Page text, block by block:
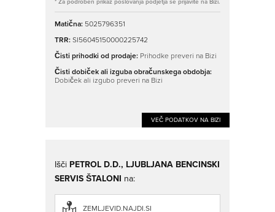
Matična: 5025796351
TRR:SI56045150000225742
Čisti prihodki od prodaje: Prihodke preveri na Bizi
Čisti dobiček ali izguba obračunskega obdobja:
Dobiček ali izgubo preveri na Bizi
VEČ PODATKOV NA BIZI
Išči PETROL D.D., LJUBLJANA BENCINSKI
SERVIS ŠTALONI na:
ZEMLJEVID.NAJDI.SI